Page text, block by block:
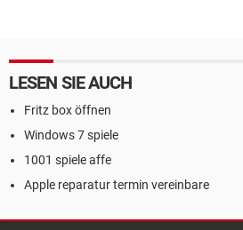
LESEN SIE AUCH
Fritz box öffnen
Windows 7 spiele
1001 spiele affe
Apple reparatur termin vereinbare